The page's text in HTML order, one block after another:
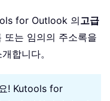
for Outlook 의고급
또는 임의의 주소록을
합니다。
! Kutools for